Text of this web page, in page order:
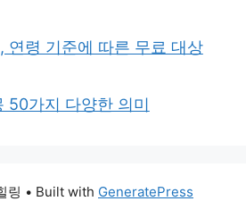
연령 기준에 따른 무료 대상
50가지 다양한 의미
링 • Built with GeneratePress